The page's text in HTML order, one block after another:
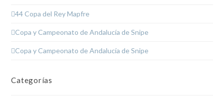
44 Copa del Rey Mapfre
Copa y Campeonato de Andalucía de Snipe
Copa y Campeonato de Andalucía de Snipe
Categorías